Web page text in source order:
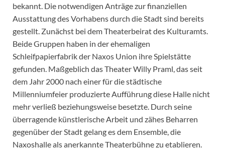
bekannt. Die notwendigen Anträge zur finanziellen
Ausstattung des Vorhabens durch die Stadt sind bereits
gestellt. Zunächst bei dem Theaterbeirat des Kulturamts.
Beide Gruppen haben in der ehemaligen
Schleifpapierfabrik der Naxos Union ihre Spielstätte
gefunden. Maßgeblich das Theater Willy Praml, das seit
dem Jahr 2000 nach einer für die städtische
Millenniumfeier produzierte Aufführung diese Halle nicht
mehr verließ beziehungsweise besetzte. Durch seine
überragende künstlerische Arbeit und zähes Beharren
gegenüber der Stadt gelang es dem Ensemble, die
Naxoshalle als anerkannte Theaterbühne zu etablieren.